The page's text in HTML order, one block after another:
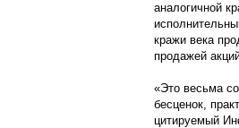
аналогичной
кражи века
продажей
«Это весьма
бесценок,
цитируемый